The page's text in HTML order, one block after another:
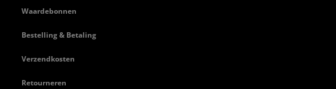
Waardebonnen
Bestelling & Betaling
Verzendkosten
Retourneren